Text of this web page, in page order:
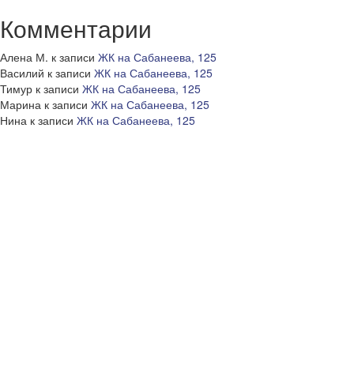
Комментарии
Алена М. к записи ЖК на Сабанеева, 125
Василий к записи ЖК на Сабанеева, 125
Тимур к записи ЖК на Сабанеева, 125
Марина к записи ЖК на Сабанеева, 125
Нина к записи ЖК на Сабанеева, 125